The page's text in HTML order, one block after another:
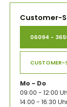
Customer-
06094 -
CUSTOMER-
Mo - Do
09:00 - 12:00
14:00 - 16:30